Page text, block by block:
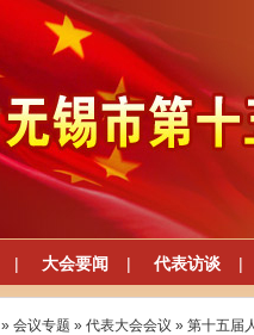
| 大会要闻 | 代表访谈 |
» 会议专题 » 代表大会会议 » 第十五届